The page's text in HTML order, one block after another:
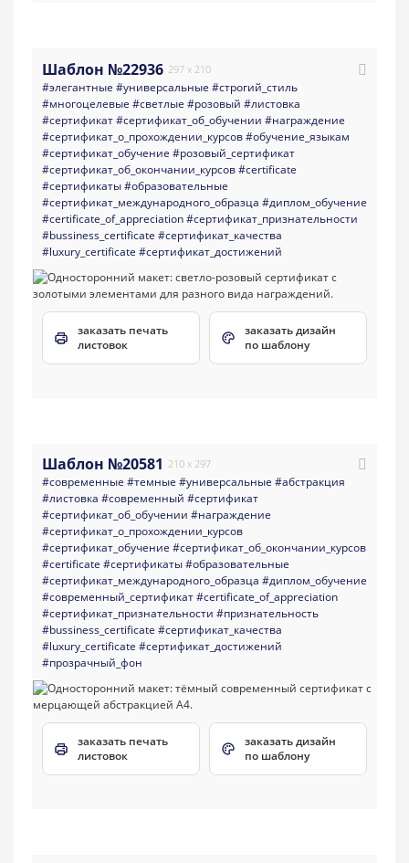
Шаблон №22936 297 x 210
#элегантные #универсальные #строгий_стиль
#многоцелевые #светлые #розовый #листовка
#сертификат#сертификат_об_обучении #награждение
#сертификат_о_прохождении_курсов#обучение_языкам
#сертификат_обучение #розовый_сертификат
#сертификат_об_окончании_курсов#certificate
#сертификаты#образовательные
#сертификат_международного_образца #диплом_обучение
#certificate_of_appreciation#сертификат_признательности
#bussiness_certificate #сертификат_качества
#luxury_certificate #сертификат_достижений
заказать печать
листовок
заказать дизайн
по шаблону
Шаблон №20581 210 x 297
#современные #темные #универсальные #абстракция
#листовка #современный #сертификат
#сертификат_об_обучении #награждение
#сертификат_о_прохождении_курсов
#сертификат_обучение #сертификат_об_окончании_курсов
#certificate #сертификаты#образовательные
#сертификат_международного_образца #диплом_обучение
#современный_сертификат#certificate_of_appreciation
#сертификат_признательности #признательность
#bussiness_certificate #сертификат_качества
#luxury_certificate #сертификат_достижений
#прозрачный_фон
заказать печать
листовок
заказать дизайн
по шаблону